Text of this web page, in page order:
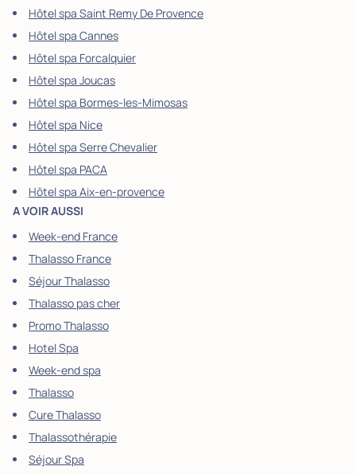
Hôtel spa Saint Remy De Provence
Hôtel spa Cannes
Hôtel spa Forcalquier
Hôtel spa Joucas
Hôtel spa Bormes-les-Mimosas
Hôtel spa Nice
Hôtel spa Serre Chevalier
Hôtel spa PACA
Hôtel spa Aix-en-provence
A VOIR AUSSI
Week-end France
Thalasso France
Séjour Thalasso
Thalasso pas cher
Promo Thalasso
Hotel Spa
Week-end spa
Thalasso
Cure Thalasso
Thalassothérapie
Séjour Spa